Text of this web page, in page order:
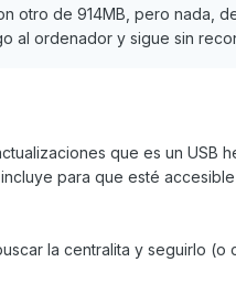
otro de 914MB, pero nada,
al ordenador y sigue sin
que es un USB
para que esté
la centralita y seguirlo (o